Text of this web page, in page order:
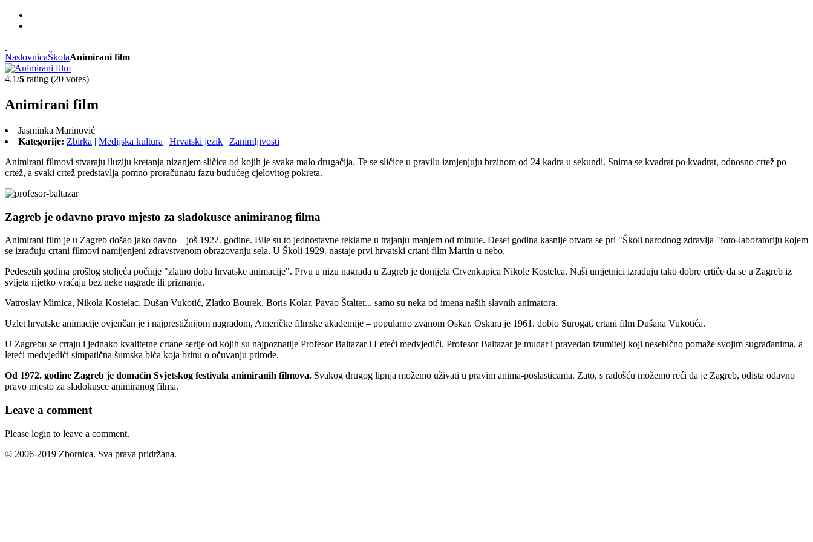
NaslovnicaŠkolaAnimirani film
4.1/5 rating (20 votes)
Animirani film
Jasminka Marinović
Kategorije: Zbirka | Medijska kultura | Hrvatski jezik | Zanimljivosti
Animirani filmovi stvaraju iluziju kretanja nizanjem sličica od kojih je svaka malo drugačija. Te se sličice u pravilu izmjenjuju brzinom od 24 kadra u sekundi. Snima se kvadrat po kvadrat, odnosno crtež po
crtež, a svaki crtež predstavlja pomno proračunatu fazu budućeg cjelovitog pokreta.
Zagreb je odavno pravo mjesto za sladokusce animiranog filma
Animirani film je u Zagreb došao jako davno – još 1922. godine. Bile su to jednostavne reklame u trajanju manjem od minute. Deset godina kasnije otvara se pri "Školi narodnog zdravlja "foto-laboratoriju kojem
se izrađuju crtani filmovi namijenjeni zdravstvenom obrazovanju sela. U Školi 1929. nastaje prvi hrvatski crtani film Martin u nebo.
Pedesetih godina prošlog stoljeća počinje "zlatno doba hrvatske animacije". Prvu u nizu nagrada u Zagreb je donijela Crvenkapica Nikole Kostelca. Naši umjetnici izrađuju tako dobre crtiće da se u Zagreb iz
svijeta rijetko vraćaju bez neke nagrade ili priznanja.
Vatroslav Mimica, Nikola Kostelac, Dušan Vukotić, Zlatko Bourek, Boris Kolar, Pavao Štalter... samo su neka od imena naših slavnih animatora.
Uzlet hrvatske animacije ovjenčan je i najprestižnijom nagradom, Američke filmske akademije – popularno zvanom Oskar. Oskara je 1961. dobio Surogat, crtani film Dušana Vukotića.
U Zagrebu se crtaju i jednako kvalitetne crtane serije od kojih su najpoznatije Profesor Baltazar i Leteći medvjedići. Profesor Baltazar je mudar i pravedan izumitelj koji nesebično pomaže svojim sugrađanima, a
leteći medvjedići simpatična šumska bića koja brinu o očuvanju prirode.
Od 1972. godine Zagreb je domaćin Svjetskog festivala animiranih filmova. Svakog drugog lipnja možemo uživati u pravim anima-poslasticama. Zato, s radošću možemo reći da je Zagreb, odista odavno
pravo mjesto za sladokusce animiranog filma.
Leave a comment
Please login to leave a comment.
© 2006-2019 Zbornica. Sva prava pridržana.